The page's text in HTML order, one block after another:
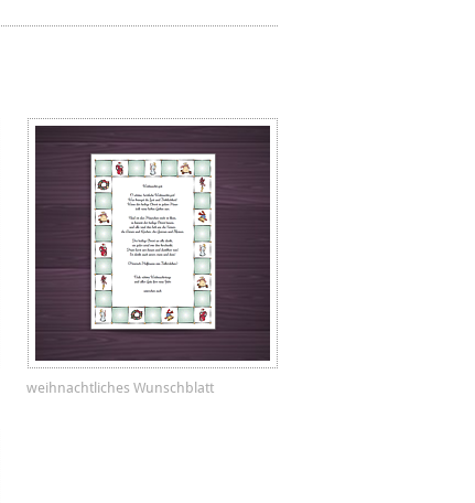
weihnachtliches Wunschblatt